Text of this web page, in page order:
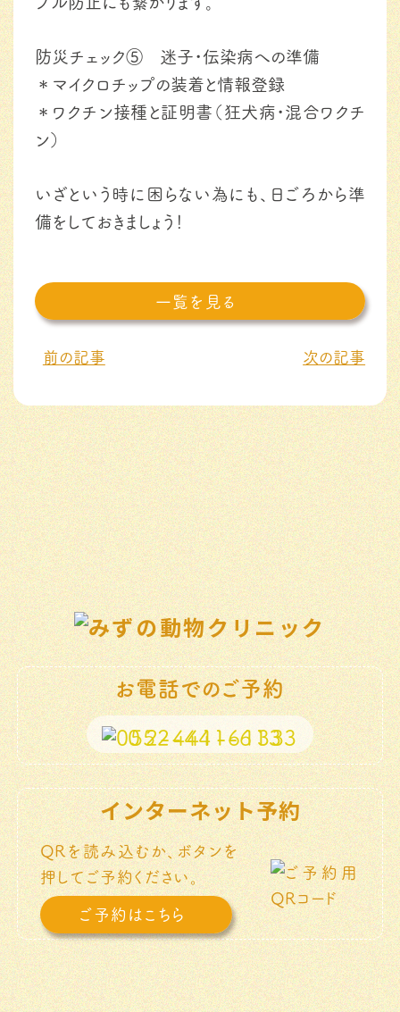
防災チェック⑤ 迷子・伝染病への準備
＊マイクロチップの装着と情報登録
＊ワクチン接種と証明書（狂犬病・混合ワクチ
ン）
いざという時に困らない為にも、日ごろから準
備をしておきましょう！
前の記事
一覧を見る
次の記事
お電話でのご予約
052-441-6133
インターネット予約
QRを読み込むか、ボタンを
押してご予約ください。
ご予約はこちら